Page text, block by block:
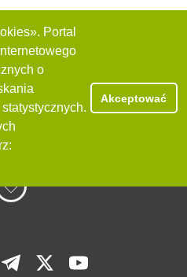
Portal
o
Akceptować